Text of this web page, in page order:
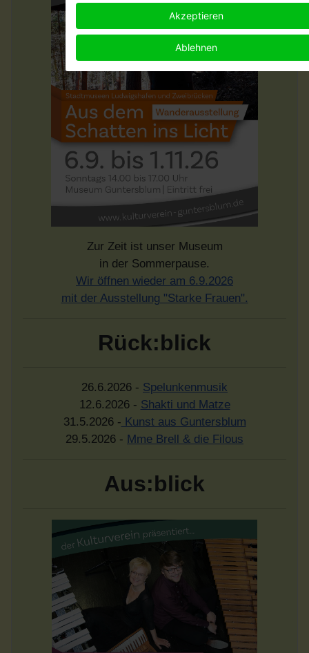
Zur Zeit ist unser Museum
in der Sommerpause.
Wir öffnen wieder am 6.9.2026
mit der Ausstellung "Starke Frauen".
Rück:blick
26.6.2026 - Spelunkenmusik
12.6.2026 - Shakti und Matze
31.5.2026 - Kunst aus Guntersblum
29.5.2026 - Mme Brell & die Filous
Aus:blick
Akzeptieren
Ablehnen